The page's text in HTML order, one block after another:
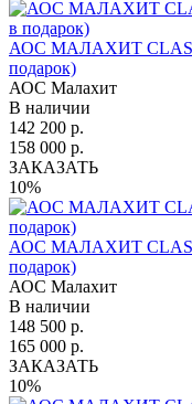
АОС МАЛАХИТ
подарок)
АОС Малахит
В наличии
142 200 р.
158 000 р.
ЗАКАЗАТЬ
10%
АОС МАЛАХИТ
подарок)
АОС Малахит
В наличии
148 500 р.
165 000 р.
ЗАКАЗАТЬ
10%